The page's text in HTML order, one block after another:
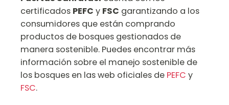
certificados PEFC y FSC garantizando a los
consumidores que están comprando
productos de bosques gestionados de
manera sostenible. Puedes encontrar más
información sobre el manejo sostenible de
los bosques en las web oficiales de PEFC y
FSC.